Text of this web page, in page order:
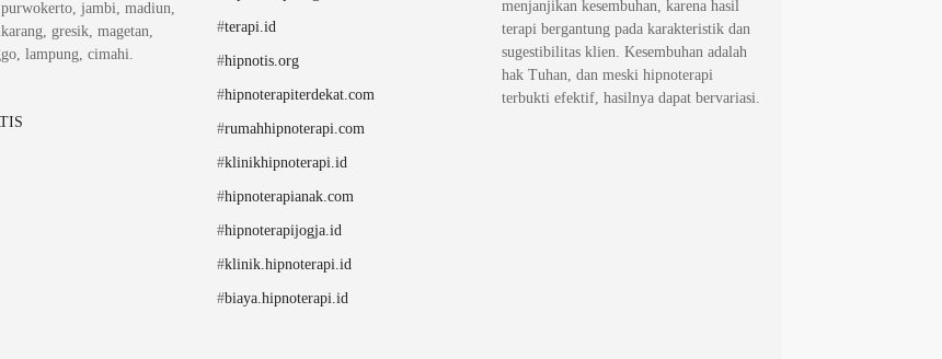
purwokerto, jambi, madiun,
gresik, magetan,
lampung, cimahi.
#terapi.id
#hipnotis.org
#hipnoterapiterdekat.com
#rumahhipnoterapi.com
#klinikhipnoterapi.id
#hipnoterapianak.com
#hipnoterapijogja.id
#klinik.hipnoterapi.id
#biaya.hipnoterapi.id
menjanjikan kesembuhan, karena hasil
terapi bergantung pada karakteristik dan
sugestibilitas klien. Kesembuhan adalah
hak Tuhan, dan meski hipnoterapi
terbukti efektif, hasilnya dapat bervariasi.